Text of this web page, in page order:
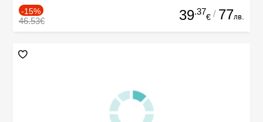
-15%
46.53€ 39.37
€ / 77лв.